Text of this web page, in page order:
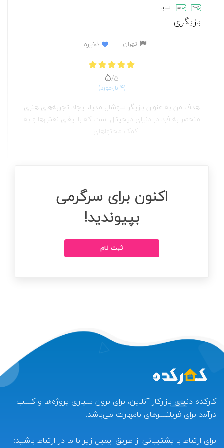
سبا
بازیگری
تهران ذخیره
5/5
(4 بازخورد)
هدف من به عنوان بازیگر سوشال مدیا، ایجاد تجربه‌های هنری
منحصر به فرد در دنیای دیجیتال است که با ایفای نقش‌ها و به
کمک محتواهای…
اکنون برای سرگرمی
بپیوندید!
ثبت نام
کارکده دنیای بازارکار آنلاین، برای برون سپاری پروژه‌ها و کسب
درآمد برای فریلنسرهای بامهارت می‌باشد.
برای ارتباط با پشتیبانی از طریق ایمیل زیر با ما در ارتباط باشید: